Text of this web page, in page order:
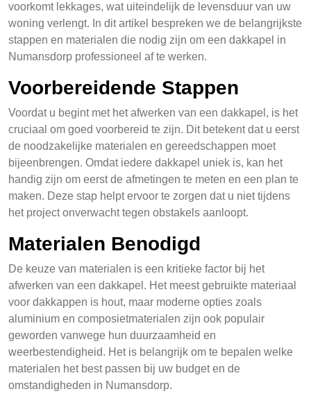
voorkomt lekkages, wat uiteindelijk de levensduur van uw
woning verlengt. In dit artikel bespreken we de belangrijkste
stappen en materialen die nodig zijn om een dakkapel in
Numansdorp professioneel af te werken.
Voorbereidende Stappen
Voordat u begint met het afwerken van een dakkapel, is het
cruciaal om goed voorbereid te zijn. Dit betekent dat u eerst
de noodzakelijke materialen en gereedschappen moet
bijeenbrengen. Omdat iedere dakkapel uniek is, kan het
handig zijn om eerst de afmetingen te meten en een plan te
maken. Deze stap helpt ervoor te zorgen dat u niet tijdens
het project onverwacht tegen obstakels aanloopt.
Materialen Benodigd
De keuze van materialen is een kritieke factor bij het
afwerken van een dakkapel. Het meest gebruikte materiaal
voor dakkappen is hout, maar moderne opties zoals
aluminium en composietmaterialen zijn ook populair
geworden vanwege hun duurzaamheid en
weerbestendigheid. Het is belangrijk om te bepalen welke
materialen het best passen bij uw budget en de
omstandigheden in Numansdorp.